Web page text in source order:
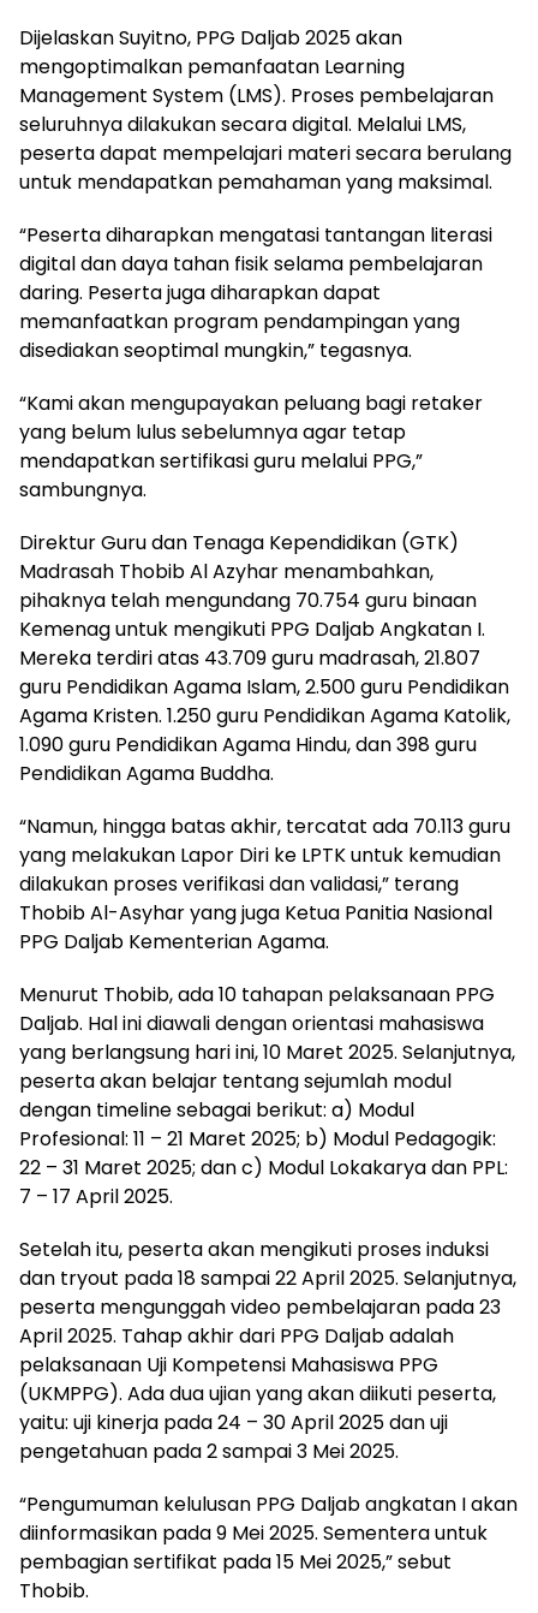
Dijelaskan Suyitno, PPG Daljab 2025 akan
mengoptimalkan pemanfaatan Learning
Management System (LMS). Proses pembelajaran
seluruhnya dilakukan secara digital. Melalui LMS,
peserta dapat mempelajari materi secara berulang
untuk mendapatkan pemahaman yang maksimal.
“Peserta diharapkan mengatasi tantangan literasi
digital dan daya tahan fisik selama pembelajaran
daring. Peserta juga diharapkan dapat
memanfaatkan program pendampingan yang
disediakan seoptimal mungkin,” tegasnya.
“Kami akan mengupayakan peluang bagi retaker
yang belum lulus sebelumnya agar tetap
mendapatkan sertifikasi guru melalui PPG,”
sambungnya.
Direktur Guru dan Tenaga Kependidikan (GTK)
Madrasah Thobib Al Azyhar menambahkan,
pihaknya telah mengundang 70.754 guru binaan
Kemenag untuk mengikuti PPG Daljab Angkatan I.
Mereka terdiri atas 43.709 guru madrasah, 21.807
guru Pendidikan Agama Islam, 2.500 guru Pendidikan
Agama Kristen. 1.250 guru Pendidikan Agama Katolik,
1.090 guru Pendidikan Agama Hindu, dan 398 guru
Pendidikan Agama Buddha.
“Namun, hingga batas akhir, tercatat ada 70.113 guru
yang melakukan Lapor Diri ke LPTK untuk kemudian
dilakukan proses verifikasi dan validasi,” terang
Thobib Al-Asyhar yang juga Ketua Panitia Nasional
PPG Daljab Kementerian Agama.
Menurut Thobib, ada 10 tahapan pelaksanaan PPG
Daljab. Hal ini diawali dengan orientasi mahasiswa
yang berlangsung hari ini, 10 Maret 2025. Selanjutnya,
peserta akan belajar tentang sejumlah modul
dengan timeline sebagai berikut: a) Modul
Profesional: 11 – 21 Maret 2025; b) Modul Pedagogik:
22 – 31 Maret 2025; dan c) Modul Lokakarya dan PPL:
7 – 17 April 2025.
Setelah itu, peserta akan mengikuti proses induksi
dan tryout pada 18 sampai 22 April 2025. Selanjutnya,
peserta mengunggah video pembelajaran pada 23
April 2025. Tahap akhir dari PPG Daljab adalah
pelaksanaan Uji Kompetensi Mahasiswa PPG
(UKMPPG). Ada dua ujian yang akan diikuti peserta,
yaitu: uji kinerja pada 24 – 30 April 2025 dan uji
pengetahuan pada 2 sampai 3 Mei 2025.
“Pengumuman kelulusan PPG Daljab angkatan I akan
diinformasikan pada 9 Mei 2025. Sementera untuk
pembagian sertifikat pada 15 Mei 2025,” sebut
Thobib.